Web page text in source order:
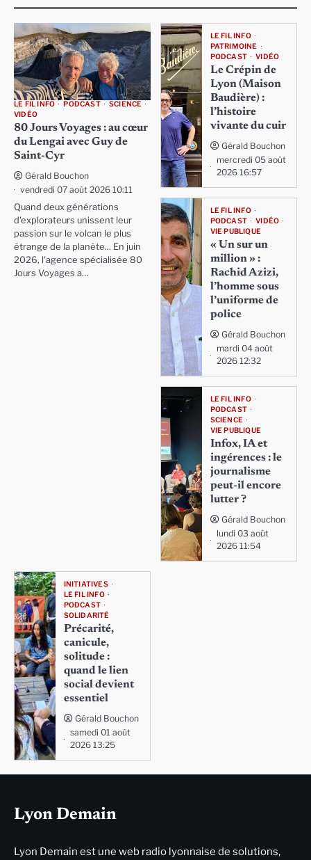
LE FIL INFO PODCAST
SCIENCE
VIDÉO
80 Jours Voyages : au cœur
du Lengai avec Guy de
Saint-Cyr
Gérald Bouchon
vendredi 07 août 2026 10:11
Quand deux générations
d'explorateurs unissent leur
passion sur le volcan le plus
étrange de la planète... En juin
2026, l'agence spécialisée 80
Jours Voyages a…
LE FIL INFO
PATRIMOINE
PODCAST
VIDÉO
Le Crépin de
Lyon (Maison
Baudière) :
l’histoire
vivante du cuir
Gérald Bouchon
mercredi 05 août
2026 16:57
LE FIL INFO
PODCAST
VIDÉO
VIE PUBLIQUE
« Un sur un
million » :
Rachid Azizi,
l’homme sous
l’uniforme de
police
Gérald Bouchon
mardi 04 août
2026 12:32
LE FIL INFO
PODCAST
SCIENCE
VIE PUBLIQUE
Infox, IA et
ingérences : le
journalisme
peut-il encore
lutter ?
Gérald Bouchon
lundi 03 août
2026 11:54
INITIATIVES
LE FIL INFO
PODCAST
SOLIDARITÉ
Précarité,
canicule,
solitude :
quand le lien
social devient
essentiel
Gérald Bouchon
samedi 01 août
2026 13:25
Lyon Demain
Lyon Demain est une web radio lyonnaise de solutions,